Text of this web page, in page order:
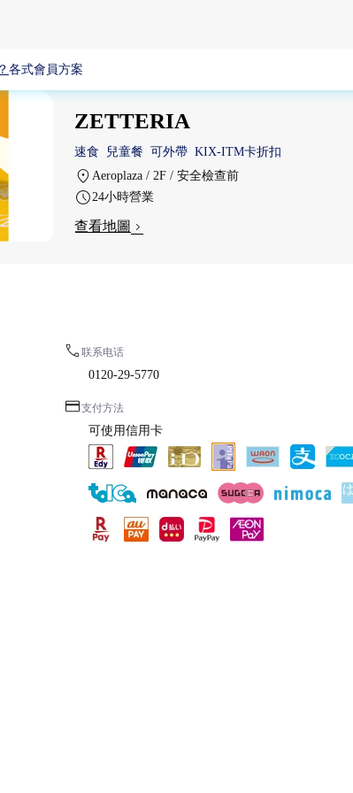
各式會員方案
ZETTERIA
速食 兒童餐 可外帶 KIX-ITM卡折扣
Aeroplaza / 2F / 安全檢查前
24小時營業
查看地圖
联系电话
0120-29-5770
支付方法
可使用信用卡